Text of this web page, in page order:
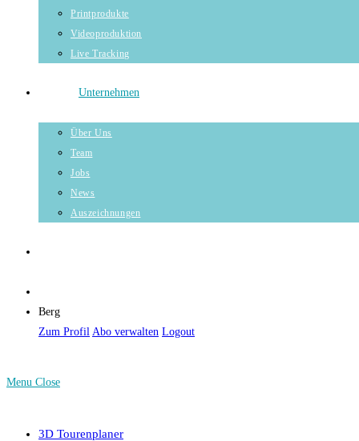
Printprodukte
Videoproduktion
Live Tracking
Unternehmen
Über Uns
Team
Jobs
News
Auszeichnungen
Berg
Zum Profil Abo verwalten Logout
Menu Close
3D Tourenplaner